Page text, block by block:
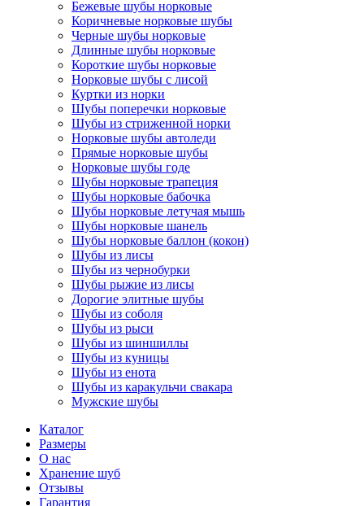
Бежевые шубы норковые
Коричневые норковые шубы
Черные шубы норковые
Длинные шубы норковые
Короткие шубы норковые
Норковые шубы с лисой
Куртки из норки
Шубы поперечки норковые
Шубы из стриженной норки
Норковые шубы автоледи
Прямые норковые шубы
Норковые шубы годе
Шубы норковые трапеция
Шубы норковые бабочка
Шубы норковые летучая мышь
Шубы норковые шанель
Шубы норковые баллон (кокон)
Шубы из лисы
Шубы из чернобурки
Шубы рыжие из лисы
Дорогие элитные шубы
Шубы из соболя
Шубы из рыси
Шубы из шиншиллы
Шубы из куницы
Шубы из енота
Шубы из каракульчи свакара
Мужские шубы
Каталог
Размеры
О нас
Хранение шуб
Отзывы
Гарантия